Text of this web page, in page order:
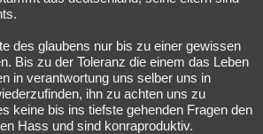
des glaubens nur bis zu einer gewissen
Bis zu der Toleranz die einem das Leben
in verantwortung uns selber uns in
ihn zu achten uns zu
keine bis ins tiefste gehenden Fragen den
Hass und sind konraproduktiv.